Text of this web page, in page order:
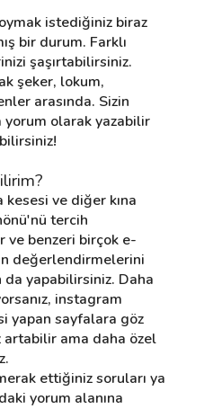
istediğiniz biraz
bir durum. Farklı
şaşırtabilirsiniz.
şeker, lokum,
arasında. Sizin
yorum olarak yazabilir
kesesi ve diğer kına
tercih
benzeri birçok e-
değerlendirmelerini
da yapabilirsiniz. Daha
instagram
yapan sayfalara göz
ama daha özel
ettiğiniz soruları ya
yorum alanına